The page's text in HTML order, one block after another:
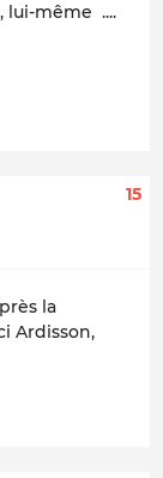
lui-même ....
15
la
Ardisson,